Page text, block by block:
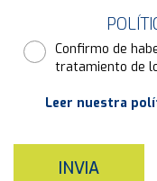
Confirmo de
tratamiento de
Leer nuestra
INVIA